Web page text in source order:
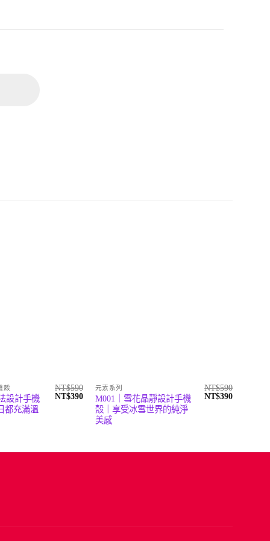
殼
設計手機
都充滿溫
NT$590
原
NT$390目
格：
元素系列
M001｜雪花晶靜設計手機
殼｜享受冰雪世界的純淨
美感
NT$590
原
NT$390目